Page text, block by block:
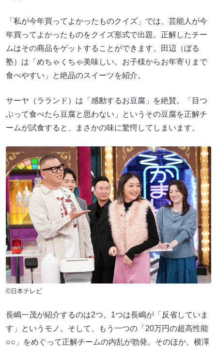
「私が今年買ってよかったものクイズ」では、芸能人が今
年買ってよかったものをクイズ形式で出題。正解したチー
ムはその商品をゲットすることができます。田辺（ぼる
塾）は「めちゃくちゃ美味しい。お子様からお年寄りまで
食べやすい」と絶品のスイーツを紹介。
サーヤ（ラランド）は「感動するお豆腐」を絶賛。「目つ
ぶって食べたら豆腐と思わない」というその豆腐を正解チ
ームが試食すると、まさかの味に驚愕してしまいます。
©日本テレビ
長嶋一茂が紹介するのは2つ。1つは長嶋が「反省していま
す」というモノ。そして、もう一つの「20万円の超高性能
○○」をめぐって正解チームの内乱が勃発。そのほか、横澤